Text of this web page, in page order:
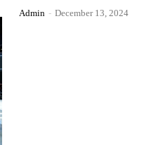
Admin - December 13, 2024